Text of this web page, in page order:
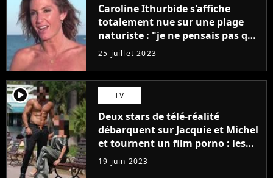
Caroline Ithurbide s'affiche
totalement nue sur une plage
naturiste : "je ne pensais pas que
j'arriverais à le faire..."
25 juillet 2023
player2 TV
Deux stars de télé-réalité
débarquent sur Jacquie et Michel
et tournent un film porno : les
premières images du tournage
(exclu)
19 juin 2023